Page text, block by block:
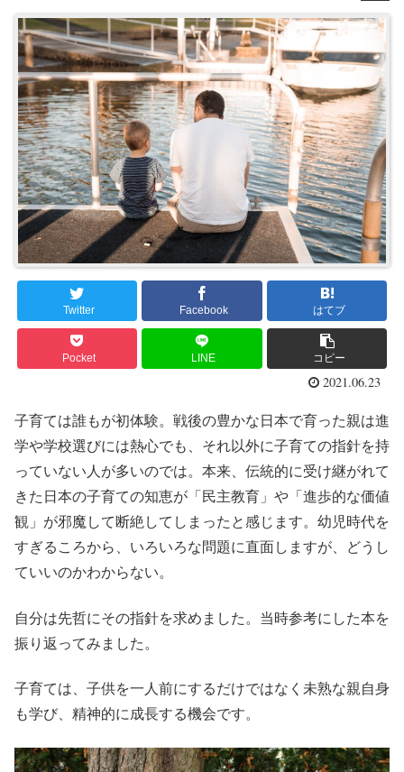
Twitter Facebook はてブ
Pocket LINE コピー
2021.06.23
子育ては誰もが初体験。戦後の豊かな日本で育った親は進
学や学校選びには熱心でも、それ以外に子育ての指針を持
っていない人が多いのでは。本来、伝統的に受け継がれて
きた日本の子育ての知恵が「民主教育」や「進歩的な価値
観」が邪魔して断絶してしまったと感じます。幼児時代を
すぎるころから、いろいろな問題に直面しますが、どうし
ていいのかわからない。
自分は先哲にその指針を求めました。当時参考にした本を
振り返ってみました。
子育ては、子供を一人前にするだけではなく未熟な親自身
も学び、精神的に成長する機会です。